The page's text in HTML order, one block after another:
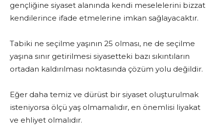
gençliğine siyaset alanında kendi meselelerini bizzat
kendilerince ifade etmelerine imkan sağlayacaktır.
Tabiki ne seçilme yaşının 25 olması, ne de seçilme
yaşına sınır getirilmesi siyasetteki bazı sıkıntıların
ortadan kaldırılması noktasında çözüm yolu değildir.
Eğer daha temiz ve dürüst bir siyaset oluşturulmak
isteniyorsa ölçü yaş olmamalıdır, en önemlisi liyakat
ve ehliyet olmalıdır.